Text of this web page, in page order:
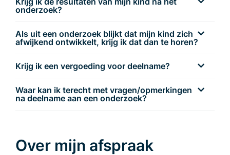
onderzoek?
Als uit een onderzoek blijkt dat mijn kind zich
afwijkend ontwikkelt, krijg ik dat dan te horen?
Krijg ik een vergoeding voor deelname?
Waar kan ik terecht met vragen/opmerkingen
na deelname aan een onderzoek?
Over mijn afspraak